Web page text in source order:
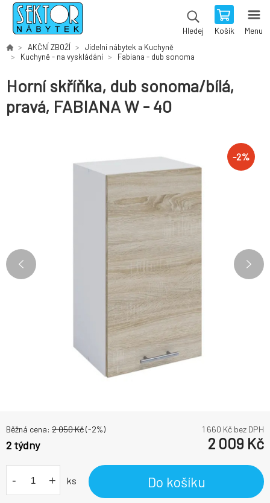
Hledej Košík Menu
AKČNÍ ZBOŽÍ
Jídelní nábytek a Kuchyně
Kuchyně - na vyskládání
Fabiana - dub sonoma
Horní skříňka, dub sonoma/bílá,
pravá, FABIANA W - 40
-2%
Běžná cena: 2 050Kč(-2%) 1 660 Kč bez DPH
2 týdny 2 009 Kč
- + ks Do košíku